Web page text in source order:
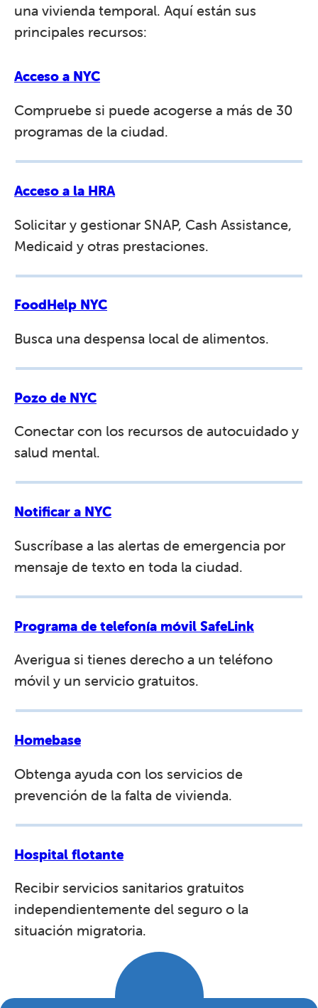
una vivienda temporal. Aquí están sus
principales recursos:
Acceso a NYC
Compruebe si puede acogerse a más de 30
programas de la ciudad.
Acceso a la HRA
Solicitar y gestionar SNAP, Cash Assistance,
Medicaid y otras prestaciones.
FoodHelp NYC
Busca una despensa local de alimentos.
Pozo de NYC
Conectar con los recursos de autocuidado y
salud mental.
Notificar a NYC
Suscríbase a las alertas de emergencia por
mensaje de texto en toda la ciudad.
Programa de telefonía móvil SafeLink
Averigua si tienes derecho a un teléfono
móvil y un servicio gratuitos.
Homebase
Obtenga ayuda con los servicios de
prevención de la falta de vivienda.
Hospital flotante
Recibir servicios sanitarios gratuitos
independientemente del seguro o la
situación migratoria.